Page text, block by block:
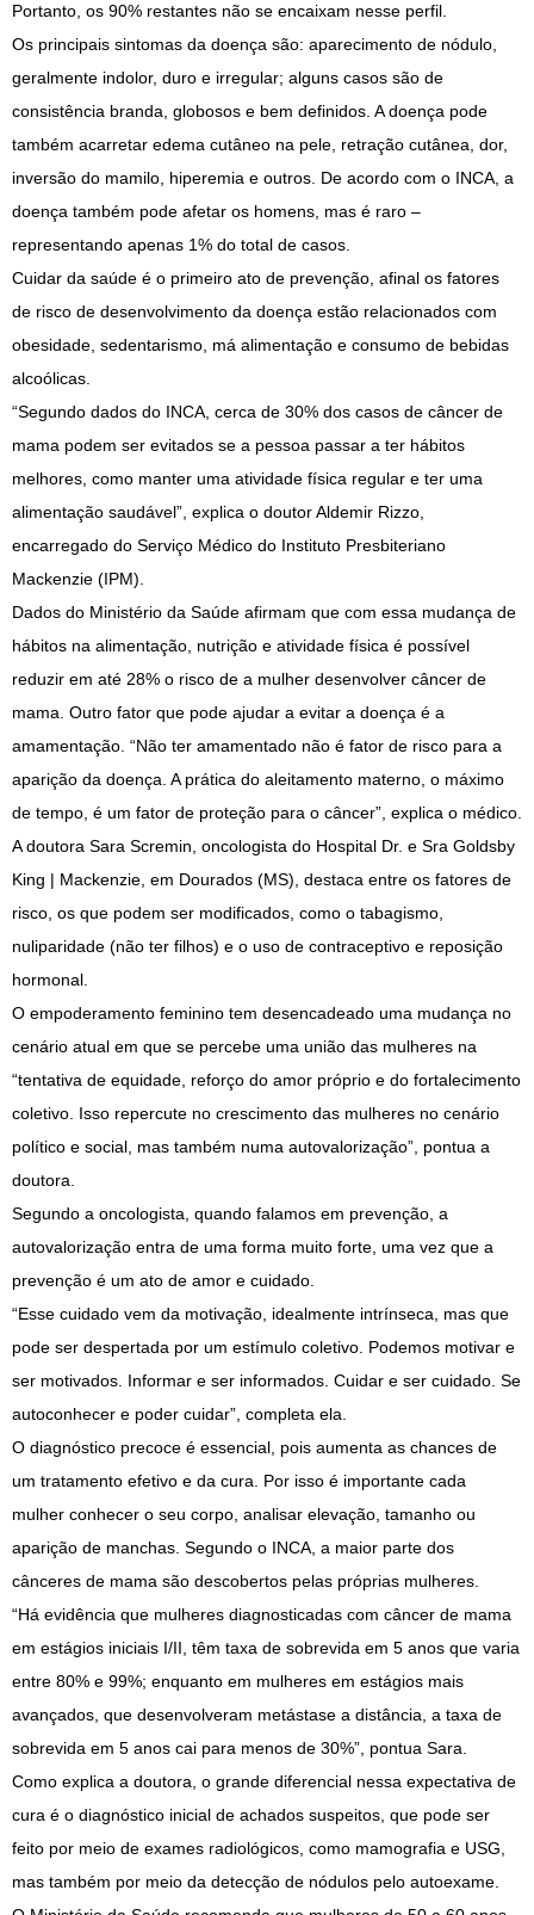
Portanto, os 90% restantes não se encaixam nesse perfil.
Os principais sintomas da doença são: aparecimento de nódulo,
geralmente indolor, duro e irregular; alguns casos são de
consistência branda, globosos e bem definidos. A doença pode
também acarretar edema cutâneo na pele, retração cutânea, dor,
inversão do mamilo, hiperemia e outros. De acordo com o INCA, a
doença também pode afetar os homens, mas é raro –
representando apenas 1% do total de casos.
Cuidar da saúde é o primeiro ato de prevenção, afinal os fatores
de risco de desenvolvimento da doença estão relacionados com
obesidade, sedentarismo, má alimentação e consumo de bebidas
alcoólicas.
“Segundo dados do INCA, cerca de 30% dos casos de câncer de
mama podem ser evitados se a pessoa passar a ter hábitos
melhores, como manter uma atividade física regular e ter uma
alimentação saudável”, explica o doutor Aldemir Rizzo,
encarregado do Serviço Médico do Instituto Presbiteriano
Mackenzie (IPM).
Dados do Ministério da Saúde afirmam que com essa mudança de
hábitos na alimentação, nutrição e atividade física é possível
reduzir em até 28% o risco de a mulher desenvolver câncer de
mama. Outro fator que pode ajudar a evitar a doença é a
amamentação. “Não ter amamentado não é fator de risco para a
aparição da doença. A prática do aleitamento materno, o máximo
de tempo, é um fator de proteção para o câncer”, explica o médico.
A doutora Sara Scremin, oncologista do Hospital Dr. e Sra Goldsby
King | Mackenzie, em Dourados (MS), destaca entre os fatores de
risco, os que podem ser modificados, como o tabagismo,
nuliparidade (não ter filhos) e o uso de contraceptivo e reposição
hormonal.
O empoderamento feminino tem desencadeado uma mudança no
cenário atual em que se percebe uma união das mulheres na
“tentativa de equidade, reforço do amor próprio e do fortalecimento
coletivo. Isso repercute no crescimento das mulheres no cenário
político e social, mas também numa autovalorização”, pontua a
doutora.
Segundo a oncologista, quando falamos em prevenção, a
autovalorização entra de uma forma muito forte, uma vez que a
prevenção é um ato de amor e cuidado.
“Esse cuidado vem da motivação, idealmente intrínseca, mas que
pode ser despertada por um estímulo coletivo. Podemos motivar e
ser motivados. Informar e ser informados. Cuidar e ser cuidado. Se
autoconhecer e poder cuidar”, completa ela.
O diagnóstico precoce é essencial, pois aumenta as chances de
um tratamento efetivo e da cura. Por isso é importante cada
mulher conhecer o seu corpo, analisar elevação, tamanho ou
aparição de manchas. Segundo o INCA, a maior parte dos
cânceres de mama são descobertos pelas próprias mulheres.
“Há evidência que mulheres diagnosticadas com câncer de mama
em estágios iniciais I/II, têm taxa de sobrevida em 5 anos que varia
entre 80% e 99%; enquanto em mulheres em estágios mais
avançados, que desenvolveram metástase a distância, a taxa de
sobrevida em 5 anos cai para menos de 30%”, pontua Sara.
Como explica a doutora, o grande diferencial nessa expectativa de
cura é o diagnóstico inicial de achados suspeitos, que pode ser
feito por meio de exames radiológicos, como mamografia e USG,
mas também por meio da detecção de nódulos pelo autoexame.